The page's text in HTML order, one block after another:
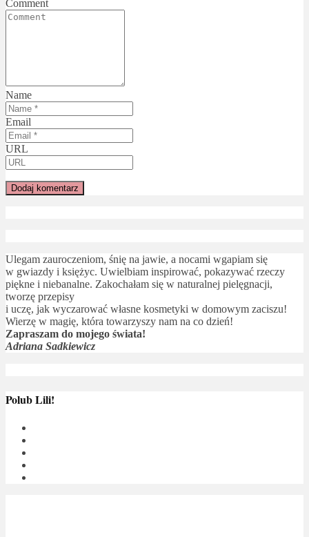
Comment
Name
Email
URL
Ulegam zauroczeniom, śnię na jawie, a nocami wgapiam się
w gwiazdy i księżyc. Uwielbiam inspirować, pokazywać rzeczy
piękne i niebanalne. Zakochałam się w naturalnej pielęgnacji,
tworzę przepisy
i uczę, jak wyczarować własne kosmetyki w domowym zaciszu!
Wierzę w magię, która towarzyszy nam na co dzień!
Zapraszam do mojego świata!
Adriana Sadkiewicz
Polub Lili!